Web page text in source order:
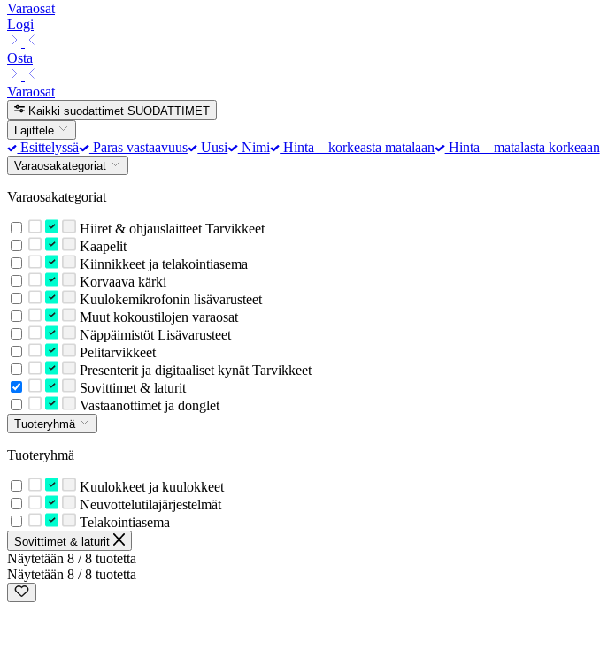
Varaosat
Logi
Osta
Varaosat
Kaikki suodattimet SUODATTIMET
Lajittele
Esittelyssä Paras vastaavuus Uusi Nimi Hinta – korkeasta matalaan Hinta – matalasta korkeaan
Varaosakategoriat
Varaosakategoriat
Hiiret & ohjauslaitteet Tarvikkeet
Kaapelit
Kiinnikkeet ja telakointiasema
Korvaava kärki
Kuulokemikrofonin lisävarusteet
Muut kokoustilojen varaosat
Näppäimistöt Lisävarusteet
Pelitarvikkeet
Presenterit ja digitaaliset kynät Tarvikkeet
Sovittimet & laturit
Vastaanottimet ja donglet
Tuoteryhmä
Tuoteryhmä
Kuulokkeet ja kuulokkeet
Neuvottelutilajärjestelmät
Telakointiasema
Sovittimet & laturit
Näytetään 8 / 8 tuotetta
Näytetään 8 / 8 tuotetta